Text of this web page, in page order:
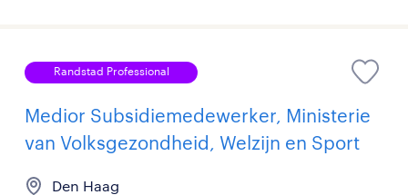
Randstad Professional
Medior Subsidiemedewerker, Ministerie
van Volksgezondheid, Welzijn en Sport
Den Haag